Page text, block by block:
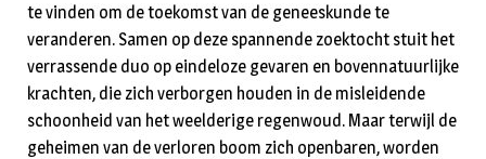
te vinden om de toekomst van de geneeskunde te
veranderen. Samen op deze spannende zoektocht stuit het
verrassende duo op eindeloze gevaren en bovennatuurlijke
krachten, die zich verborgen houden in de misleidende
schoonheid van het weelderige regenwoud. Maar terwijl de
geheimen van de verloren boom zich openbaren, worden